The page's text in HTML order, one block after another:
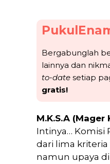
Bergabunglah
lainnya dan
to-date setiap
gratis!
M.K.S.A
Intinya… Komisi
dari lima
namun upaya